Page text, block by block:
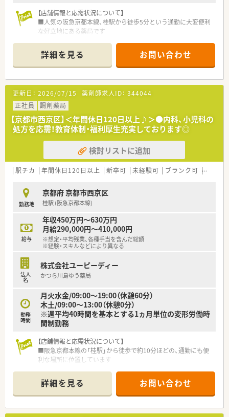
【店舗情報と応需状況について】
■人気の阪急京都本線、桂駅から徒歩5分という通勤に大変便利
な好立地にある薬局です
対応枚数は80～120枚です
■薬剤師は常に3名から4名体制を整えており、事務スタッフと
協力しながら業務を進めています
【募集背景と求める人物像について】
■地域医療への貢献とサービス向上のため、組織体制の強化を目
的とした増員募集です
■周囲のスタッフと円滑なコミュニケーションを取り、チームワ
ークを大切にできる方を求めています
■未経験の方や業務にブランクがある方も、充実した研修制度が
あるため安心してご応募いただけます
【想定される業務内容】
■調剤業務や監査、丁寧な服薬指導など、保険薬局における薬剤
■法人全体で約9割の店舗が在宅業務に対応しており、地域包括
ケアの一員として活躍できます
■服薬指導に加え、かかりつけ薬剤師業務やOTC販売など、幅広
いスキルを習得する機会があります
【職場環境と雰囲気】
■外観もおしゃれで清潔感のある薬局ですので、毎日気持ちよく
■2ヶ月に1度、任意参加の勉強会が開催されるなど、スキルアッ
プに意欲的な方が多い職場です
■近隣店舗との応援体制が確立されているため、子育て中の方も
詳細を見る お問い合わせ
更新日： 2026/07/15 薬剤師求人ID： 344044
正社員
調剤薬局
【京都市西京区】＜年間休日120日以上♪＞●内科、小児科の
処方を応需！教育体制・福利厚生充実しております◎
検討リストに追加
駅チカ 年間休日120日以上 新卒可 未経験可 ブランク可 高給与
勤務地
京都府 京都市西京区
桂駅 (阪急京都本線)
給与
年収450万円～630万円
月給290,000円～410,000円
※想定・平均残業、各種手当を含んだ総額
※経験・スキルなどにより異なる
法人
名
株式会社ユーピーディー
かつら川島ゆう薬局
勤務
時間
月火水金/09:00～19:00（休憩60分）
木土/09:00～13:00（休憩0分）
※週平均40時間を基本とする1ヵ月単位の変形労働時
間制勤務
【店舗情報と応需状況について】
■阪急京都本線の「桂駅」から徒歩で約10分ほどの、通勤にも便
利な場所に位置しています
30枚から50枚応需します
■薬剤師2名と事務員2名が在籍しており、スタッフ同士で協力
しながら業務を進めています
【募集背景と求める人物像について】
詳細を見る お問い合わせ